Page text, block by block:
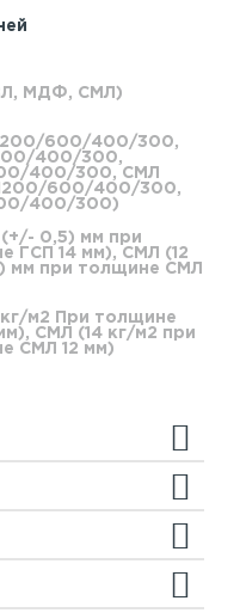
МДФ, СМЛ)
600/400/300,
400/300,
400/300, СМЛ
600/400/300,
400/300)
(+/- 0,5) мм при
ГСП 14 мм), СМЛ (12
мм при толщине СМЛ
кг/м2 При толщине
СМЛ (14 кг/м2 при
СМЛ 12 мм)